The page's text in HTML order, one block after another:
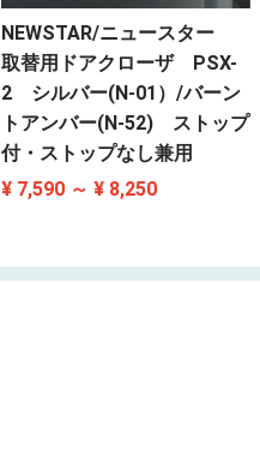
NEWSTAR/ニュースター
取替用ドアクローザ PSX-
2 シルバー(N-01）/バーン
トアンバー(N-52) ストップ
付・ストップなし兼用
¥ 7,590 ～ ¥ 8,250